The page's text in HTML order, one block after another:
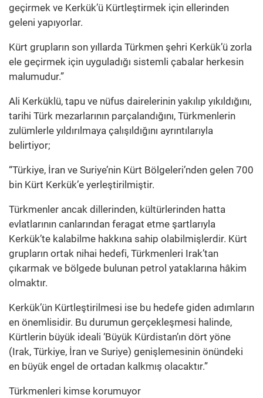
geçirmek ve Kerkük’ü Kürtleştirmek için ellerinden
geleni yapıyorlar.
Kürt grupların son yıllarda Türkmen şehri Kerkük’ü zorla
ele geçirmek için uyguladığı sistemli çabalar herkesin
malumudur.”
Ali Kerküklü, tapu ve nüfus dairelerinin yakılıp yıkıldığını,
tarihi Türk mezarlarının parçalandığını, Türkmenlerin
zulümlerle yıldırılmaya çalışıldığını ayrıntılarıyla
belirtiyor;
“Türkiye, İran ve Suriye’nin Kürt Bölgeleri’nden gelen 700
bin Kürt Kerkük’e yerleştirilmiştir.
Türkmenler ancak dillerinden, kültürlerinden hatta
evlatlarının canlarından feragat etme şartlarıyla
Kerkük’te kalabilme hakkına sahip olabilmişlerdir. Kürt
grupların ortak nihai hedefi, Türkmenleri Irak’tan
çıkarmak ve bölgede bulunan petrol yataklarına hâkim
olmaktır.
Kerkük’ün Kürtleştirilmesi ise bu hedefe giden adımların
en önemlisidir. Bu durumun gerçekleşmesi halinde,
Kürtlerin büyük ideali ‘Büyük Kürdistan’ın dört yöne
(Irak, Türkiye, İran ve Suriye) genişlemesinin önündeki
en büyük engel de ortadan kalkmış olacaktır.”
Türkmenleri kimse korumuyor